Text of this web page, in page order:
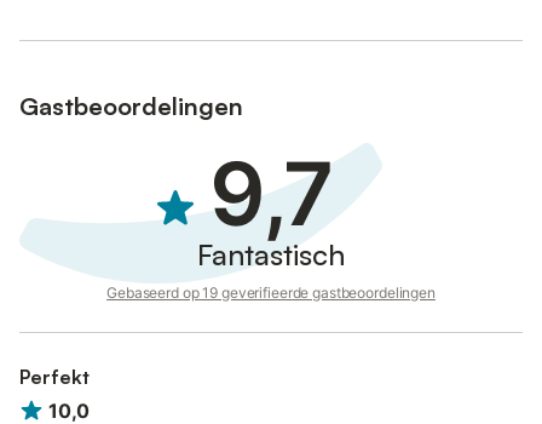
auto’s, te gebruiken tegen betaling.
Het huis is vooral geschikt voor een rustige vakantie.
Gastbeoordelingen
9,7
Fantastisch
Gebaseerd op 19 geverifieerde gastbeoordelingen
Perfekt
10,0